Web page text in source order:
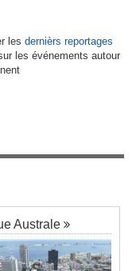
les dernièrs reportages
les événements autour
Australe